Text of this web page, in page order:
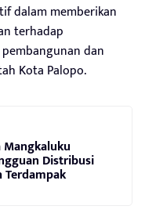
dalam memberikan
terhadap
dan
Kota Palopo.
Distribusi
Terdampak